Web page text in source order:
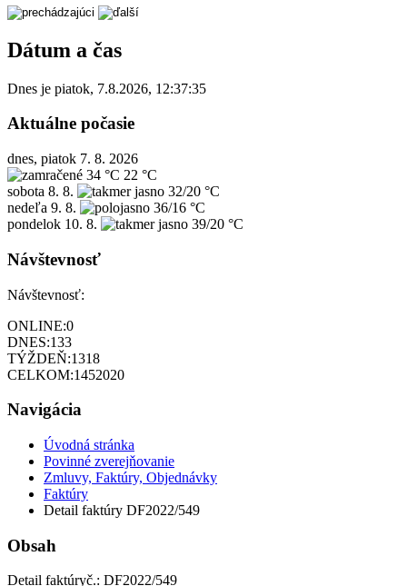
Dátum a čas
Dnes je piatok, 7.8.2026, 12:37:35
Aktuálne počasie
dnes, piatok 7. 8. 2026
34 °C 22 °C
sobota 8. 8.
32/20 °C
nedeľa 9. 8.
36/16 °C
pondelok 10. 8. 39/20 °C
Návštevnosť
Návštevnosť:
ONLINE:0
DNES:133
TÝŽDEŇ:1318
CELKOM:1452020
Navigácia
Úvodná stránka
Povinné zverejňovanie
Zmluvy, Faktúry, Objednávky
Faktúry
Detail faktúry DF2022/549
Obsah
Detail faktúryč.: DF2022/549